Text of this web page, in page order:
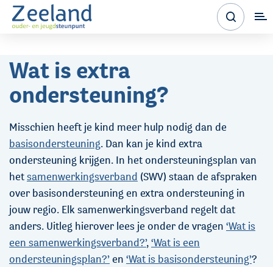
Wat is extra
ondersteuning?
Misschien heeft je kind meer hulp nodig dan de
basisondersteuning. Dan kan je kind extra
ondersteuning krijgen. In het ondersteuningsplan van
hetsamenwerkingsverband (SWV) staan de afspraken
over basisondersteuning en extra ondersteuning in
jouw regio. Elk samenwerkingsverband regelt dat
anders. Uitleg hierover lees je onder de vragen ‘Wat is
een samenwerkingsverband?’,‘Wat is een
ondersteuningsplan?’en ‘Wat is basisondersteuning’?